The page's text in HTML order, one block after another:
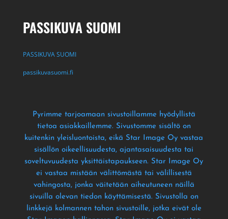
PASSIKUVA SUOMI
PASSIKUVA SUOMI
passikuvasuomi.fi
Pyrimme tarjoamaan sivustoillamme hyödyllistä
tietoa asiakkaillemme. Sivustomme sisältö on
kuitenkin yleisluontoista, eikä Star Image Oy vastaa
sisällön oikeellisuudesta, ajantasaisuudesta tai
soveltuvuudesta yksittäistapaukseen. Star Image Oy
ei vastaa mistään välittömästä tai välillisestä
vahingosta, jonka väitetään aiheutuneen näillä
sivuilla olevan tiedon käyttämisestä. Sivustolla on
linkkejä kolmannen tahon sivustoille, jotka eivät ole